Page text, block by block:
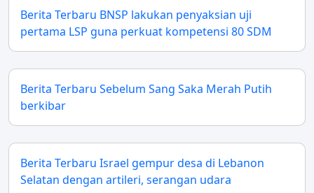
Berita Terbaru BNSP lakukan penyaksian uji
pertama LSP guna perkuat kompetensi 80 SDM
Berita Terbaru Sebelum Sang Saka Merah Putih
berkibar
Berita Terbaru Israel gempur desa di Lebanon
Selatan dengan artileri, serangan udara